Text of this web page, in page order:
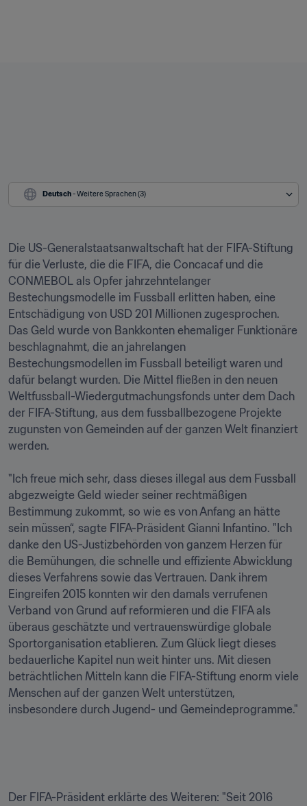
Deutsch - Weitere Sprachen (3)
Die US-Generalstaatsanwaltschaft hat der FIFA-Stiftung
für die Verluste, die die FIFA, die Concacaf und die
CONMEBOL als Opfer jahrzehntelanger
Bestechungsmodelle im Fussball erlitten haben, eine
Entschädigung von USD 201 Millionen zugesprochen.
Das Geld wurde von Bankkonten ehemaliger Funktionäre
beschlagnahmt, die an jahrelangen
Bestechungsmodellen im Fussball beteiligt waren und
dafür belangt wurden. Die Mittel fließen in den neuen
Weltfussball-Wiedergutmachungsfonds unter dem Dach
der FIFA-Stiftung, aus dem fussballbezogene Projekte
zugunsten von Gemeinden auf der ganzen Welt finanziert
werden.
"Ich freue mich sehr, dass dieses illegal aus dem Fussball
abgezweigte Geld wieder seiner rechtmäßigen
Bestimmung zukommt, so wie es von Anfang an hätte
sein müssen“, sagte FIFA-Präsident Gianni Infantino. "Ich
danke den US-Justizbehörden von ganzem Herzen für
die Bemühungen, die schnelle und effiziente Abwicklung
dieses Verfahrens sowie das Vertrauen. Dank ihrem
Eingreifen 2015 konnten wir den damals verrufenen
Verband von Grund auf reformieren und die FIFA als
überaus geschätzte und vertrauenswürdige globale
Sportorganisation etablieren. Zum Glück liegt dieses
bedauerliche Kapitel nun weit hinter uns. Mit diesen
beträchtlichen Mitteln kann die FIFA-Stiftung enorm viele
Menschen auf der ganzen Welt unterstützen,
insbesondere durch Jugend- und Gemeindeprogramme."
Der FIFA-Präsident erklärte des Weiteren: "Seit 2016